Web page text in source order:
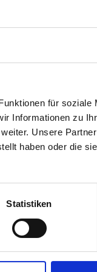
für soziale
Informationen zu
Unsere
haben oder die
Statistiken
Anbauteile
Teilung (p -
Teilung (p -
Lichteweite
Gewicht: